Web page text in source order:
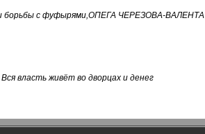
борьбы с фуфырями,ОПЕГА ЧЕРЕЗОВА-ВАЛЕНТА
власть живёт во дворцах и денег